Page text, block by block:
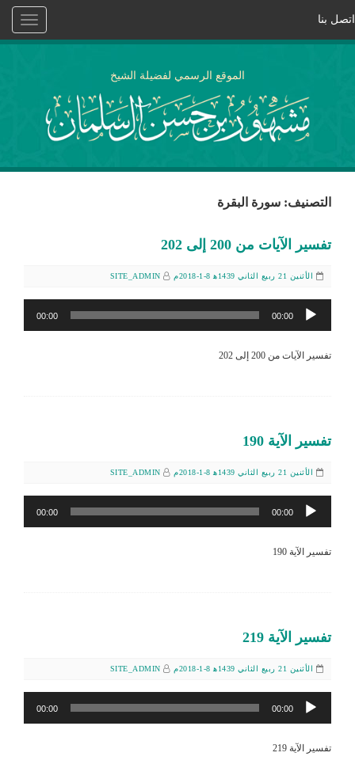
Toggle
اتصل بنا
الموقع الرسمي لفضيلة الشيخ
التصنيف: سورة البقرة
تفسير الآيات من 200 إلى 202
الأثنين 21 ربيع الثاني 1439ﻫ 8-1-2018م SITE_ADMIN
مشغل
الصوت
00:00
00:00
تفسير الآيات من 200 إلى 202
تفسير الآية 190
الأثنين 21 ربيع الثاني 1439ﻫ 8-1-2018م SITE_ADMIN
مشغل
الصوت
00:00
00:00
تفسير الآية 190
تفسير الآية 219
الأثنين 21 ربيع الثاني 1439ﻫ 8-1-2018م SITE_ADMIN
مشغل
الصوت
00:00
00:00
تفسير الآية 219